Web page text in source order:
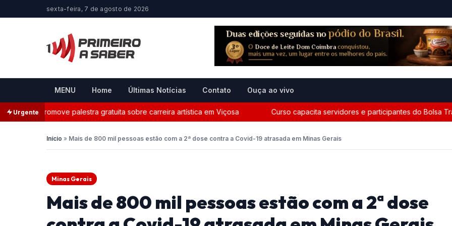
sexta-feira, 7 de agosto de 2026
MENU Home Últimas Notícias Contato Ouça ao vivo
Urgente
promove palestra gratuita sobre carreira artística em Viçosa Curso capacita servidores e participantes do Bolsa
Início » Mais de 800 mil pessoas estão com a 2ª dose contra a Covid-19 atrasada em Minas Gerais
Minas Gerais
Mais de 800 mil pessoas estão com a 2ª dose